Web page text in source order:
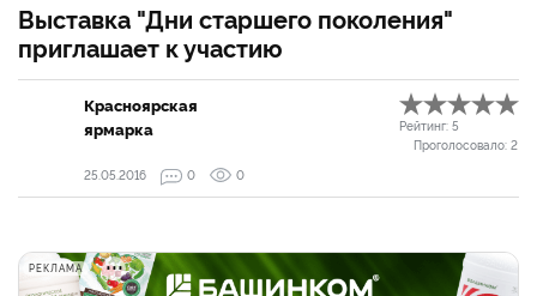
Выставка "Дни старшего поколения"
приглашает к участию
Красноярская
ярмарка
Рейтинг: 5
Проголосовало: 2
25.05.2016
0 0
РЕКЛАМА